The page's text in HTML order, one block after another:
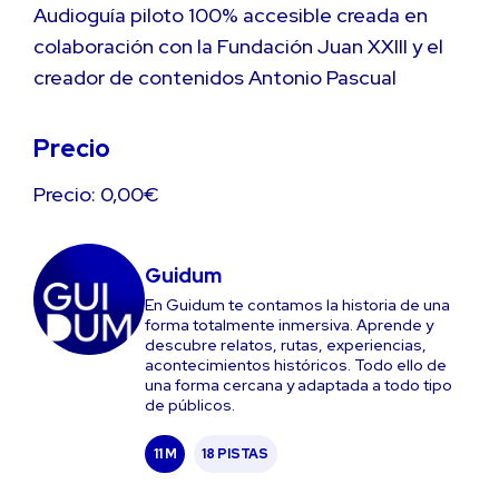
Audioguía piloto 100% accesible creada en
colaboración con la Fundación Juan XXIII y el
creador de contenidos Antonio Pascual
Precio
Precio: 0,00€
Guidum
En Guidum te contamos la historia de una
forma totalmente inmersiva. Aprende y
descubre relatos, rutas, experiencias,
acontecimientos históricos. Todo ello de
una forma cercana y adaptada a todo tipo
de públicos.
11 M 18 PISTAS